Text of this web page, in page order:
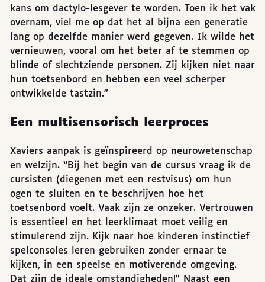
kans om dactylo-lesgever te worden. Toen ik het vak
overnam, viel me op dat het al bijna een generatie
lang op dezelfde manier werd gegeven. Ik wilde het
vernieuwen, vooral om het beter af te stemmen op
blinde of slechtziende personen. Zij kijken niet naar
hun toetsenbord en hebben een veel scherper
ontwikkelde tastzin.”
Een multisensorisch leerproces
Xaviers aanpak is geïnspireerd op neurowetenschap
en welzijn. “Bij het begin van de cursus vraag ik de
cursisten (diegenen met een restvisus) om hun
ogen te sluiten en te beschrijven hoe het
toetsenbord voelt. Vaak zijn ze onzeker. Vertrouwen
is essentieel en het leerklimaat moet veilig en
stimulerend zijn. Kijk naar hoe kinderen instinctief
spelconsoles leren gebruiken zonder ernaar te
kijken, in een speelse en motiverende omgeving.
Dat zijn de ideale omstandigheden!” Naast een